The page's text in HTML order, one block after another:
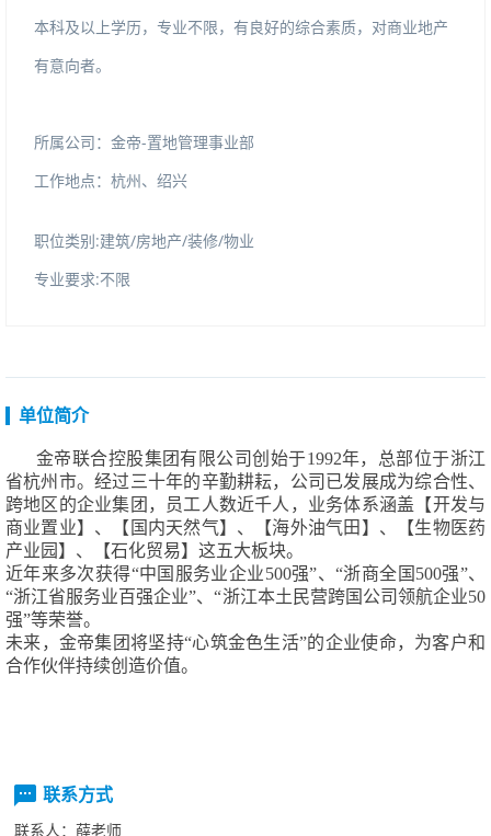
本科及以上学历，专业不限，有良好的综合素质，对商业地产
有意向者。
所属公司：金帝-置地管理事业部
工作地点：杭州、绍兴
职位类别:建筑/房地产/装修/物业
专业要求:不限
单位简介
金帝联合控股集团有限公司创始于1992年，总部位于浙江
省杭州市。经过三十年的辛勤耕耘，公司已发展成为综合性、
跨地区的企业集团，员工人数近千人，业务体系涵盖【开发与
商业置业】、【国内天然气】、【海外油气田】、【生物医药
产业园】、【石化贸易】这五大板块。
近年来多次获得“中国服务业企业500强”、“浙商全国500强”、
“浙江省服务业百强企业”、“浙江本土民营跨国公司领航企业50
强”等荣誉。
未来，金帝集团将坚持“心筑金色生活”的企业使命，为客户和
合作伙伴持续创造价值。
联系方式
联系人： 薛老师